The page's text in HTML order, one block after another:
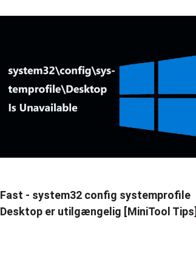
Fast - system32 config systemprofile
Desktop er utilgængelig [MiniTool Tips]